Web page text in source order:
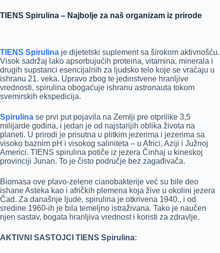
TIENS Spirulina – Najbolje za naš organizam iz prirode
TIENS Spirulina je dijetetski suplement sa širokom aktivnošću.
Visok sadržaj lako apsorbujućih proteina, vitamina, minerala i
drugih supstanci esencijalnih za ljudsko telo koje se vraćaju u
ishranu 21. veka. Upravo zbog te jedinstvene hranljive
vrednosti, spirulina obogaćuje ishranu astronauta tokom
svemirskih ekspedicija.
Spirulina se prvi put pojavila na Zemlji pre otprilike 3,5
milijarde godina, i jedan je od najstarijih oblika života na
planeti. U prirodi je prisutna u plitkim jezerima i jezerima sa
visoko baznim pH i visokog saliniteta – u Africi, Aziji i Južnoj
Americi. TIENS spirulina potiče iz jezera Činhaj u kineskoj
provinciji Junan. To je čisto područje bez zagađivača.
Biomasa ove plavo-zelene cianobakterije već su bile deo
ishane Asteka kao i afričkih plemena koja žive u okolini jezera
Čad. Za današnje ljude, spirulina je otkrivena 1940., i od
sredine 1960-ih je bila temeljno istraživana. Tako je naučen
njen sastav, bogata hranljiva vrednost i koristi za zdravlje.
AKTIVNI SASTOJCI TIENS Spirulina: